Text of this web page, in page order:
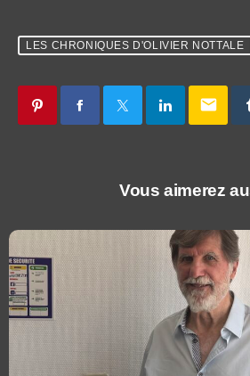
LES CHRONIQUES D'OLIVIER NOTTALE
email
Vous aimerez